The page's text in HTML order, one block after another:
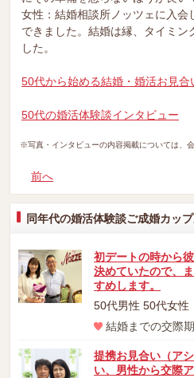
女性：結婚相談所ノッツェに入会
できました。結婚は縁、タイミン
した。
50代から始める結婚・婚活お見合
50代の婚活体験談インタビュー
※写真・インタビューの内容掲載については、
前へ
同年代の婚活体験談ご成婚カッ
初デートの時から
決めていたので、
すめします。
50代男性 50代女性
結婚までの交際
提携お見合い（ア
い、男性から交際